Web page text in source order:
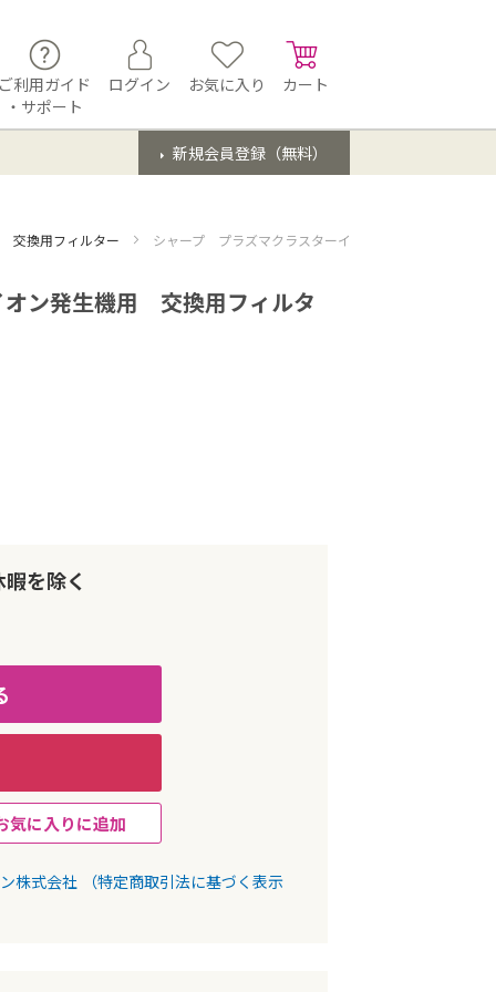
利用ガイド
・サポート
ログイン お気に入り カート
新規会員登録（無料）
交換用フィルター シャープ プラズマクラスターイオン発生機用 交換用
ン発生機用 交換用フィルタ
を除く
気に入りに追加
株式会社 （特定商取引法に基づく表示